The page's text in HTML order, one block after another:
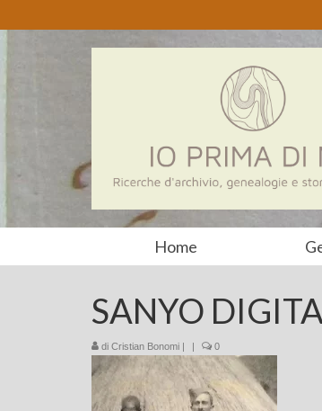
Home
SANYO
di Cristian Bonomi | | 0